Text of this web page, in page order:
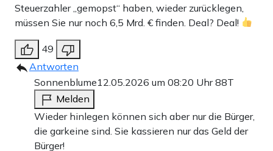
Steuerzahler „gemopst“ haben, wieder zurücklegen,
müssen Sie nur noch 6,5 Mrd. € finden. Deal? Deal!
49
Antworten
Sonnenblume12.05.2026 um 08:20 Uhr88T
Melden
Wieder hinlegen können sich aber nur die Bürger,
die garkeine sind. Sie kassieren nur das Geld der
Bürger!